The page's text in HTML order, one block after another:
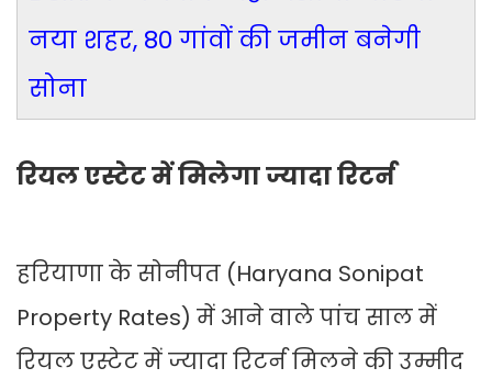
नया शहर, 80 गांवों की जमीन बनेगी
सोना
रियल एस्टेट में मिलेगा ज्यादा रिटर्न
हरियाणा के सोनीपत (Haryana Sonipat
Property Rates) में आने वाले पांच साल में
रियल एस्टेट में ज्यादा रिटर्न मिलने की उम्मीद